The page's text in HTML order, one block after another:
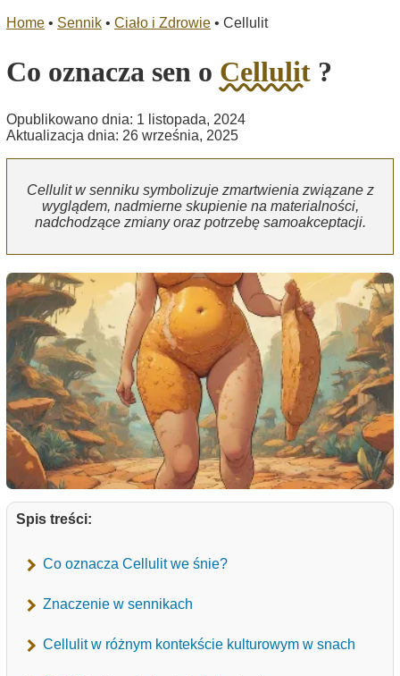
Home • Sennik • Ciało i Zdrowie • Cellulit
Co oznacza sen o Cellulit ?
Opublikowano dnia: 1 listopada, 2024
Aktualizacja dnia: 26 września, 2025
Cellulit w senniku symbolizuje zmartwienia związane z
wyglądem, nadmierne skupienie na materialności,
nadchodzące zmiany oraz potrzebę samoakceptacji.
Spis treści:
Co oznacza Cellulit we śnie?
Znaczenie w sennikach
Cellulit w różnym kontekście kulturowym w snach